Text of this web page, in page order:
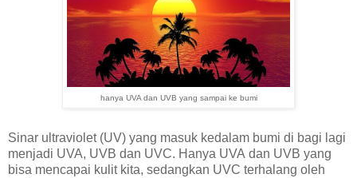
hanya UVA dan UVB yang sampai ke bumi
Sinar ultraviolet (UV) yang masuk kedalam bumi di bagi lagi
menjadi UVA, UVB dan UVC. Hanya UVA dan UVB yang
bisa mencapai kulitkita, sedangkan UVC terhalang oleh